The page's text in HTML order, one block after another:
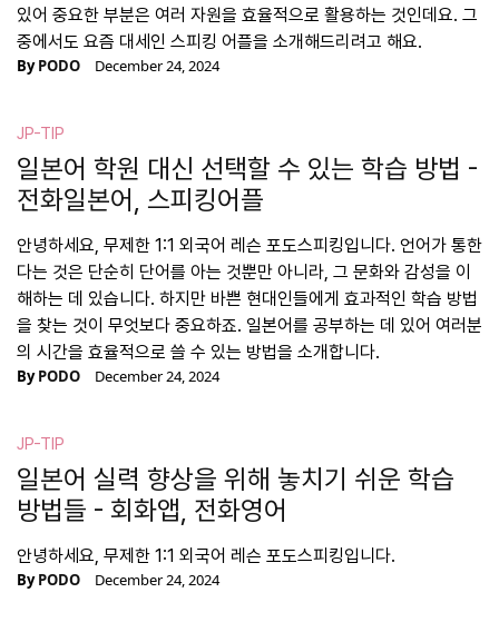
있어 중요한 부분은 여러 자원을 효율적으로 활용하는 것인데요. 그
중에서도 요즘 대세인 스피킹 어플을 소개해드리려고 해요.
ByPODO December 24, 2024
JP-TIP
일본어 학원 대신 선택할 수 있는 학습 방법 -
전화일본어, 스피킹어플
안녕하세요, 무제한 1:1 외국어 레슨 포도스피킹입니다. 언어가 통한
다는 것은 단순히 단어를 아는 것뿐만 아니라, 그 문화와 감성을 이
해하는 데 있습니다. 하지만 바쁜 현대인들에게 효과적인 학습 방법
을 찾는 것이 무엇보다 중요하죠. 일본어를 공부하는 데 있어 여러분
의 시간을 효율적으로 쓸 수 있는 방법을 소개합니다.
ByPODO December 24, 2024
JP-TIP
일본어 실력 향상을 위해 놓치기 쉬운 학습
방법들 - 회화앱, 전화영어
안녕하세요, 무제한 1:1 외국어 레슨 포도스피킹입니다.
ByPODO December 24, 2024